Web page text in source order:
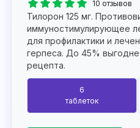
10 отзывов
Тилорон 125 мг.
иммуностимулирующее
для профилактики и
герпеса. До 45%
рецепта.
6
таблеток